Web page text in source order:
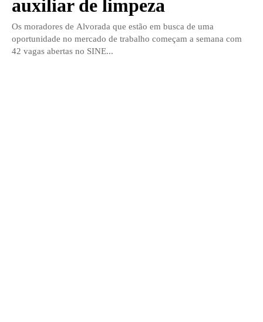
auxiliar de limpeza
Os moradores de Alvorada que estão em busca de uma
oportunidade no mercado de trabalho começam a semana com
42 vagas abertas no SINE...